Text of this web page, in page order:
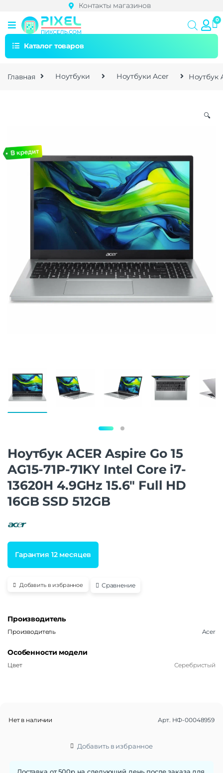
Контакты магазинов
Каталог товаров
Главная Ноутбуки Ноутбуки Acer Ноутбук
🔍
Ноутбук ACER Aspire Go 15
AG15-71P-71KY Intel Core i7-
13620H 4.9GHz 15.6″ Full HD
16GB SSD 512GB
Гарантия 12 месяцев
Добавить в избранное Сравнение
Производитель
Производитель Acer
Особенности модели
Цвет Серебристый
Нет в наличии Арт. НФ-00048959
Добавить в избранное
Доставка от 500р на следующий день после заказа для